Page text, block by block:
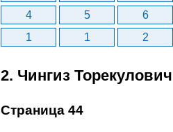
4
5 6
1
1 2
2. Чингиз
Страница 44